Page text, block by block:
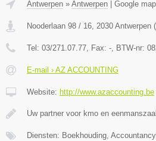
Antwerpen » Antwerpen Google
Nooderlaan 98 / 16, 2030 Antwerpen (
Tel: 03/271.07.77, Fax: -, BTW-nr:
E-mail › AZ ACCOUNTING
Website: http://www.azaccounting.be
Uw partner voor kmo en
Diensten: Boekhouding,